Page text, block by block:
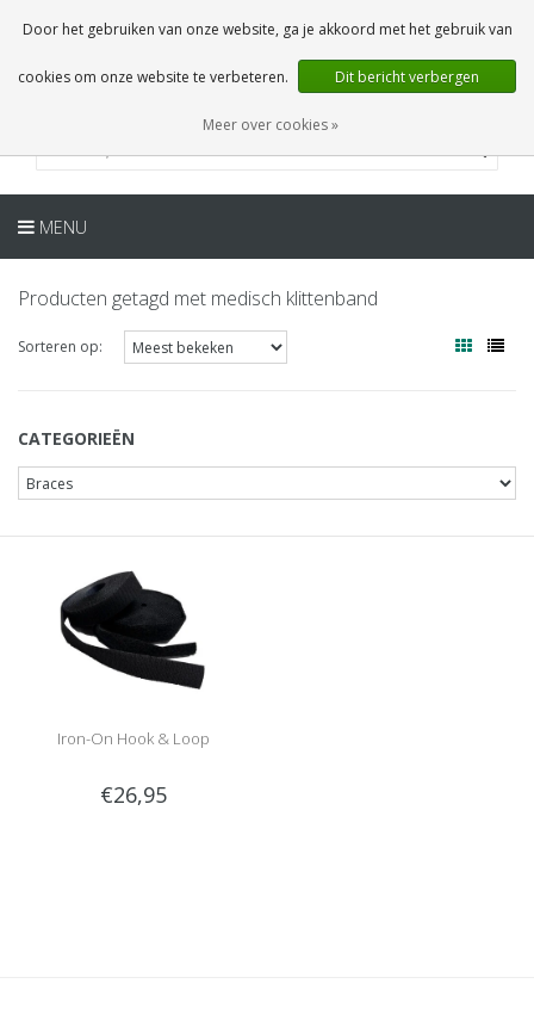
0 Artikelen
NL
MENU
Producten getagd met medisch klittenband
Sorteren op:
CATEGORIEËN
Iron-On Hook & Loop
€26,95
Door het gebruiken van onze website, ga je akkoord met het gebruik van
cookies om onze website te verbeteren. Dit bericht verbergen
Meer over cookies »